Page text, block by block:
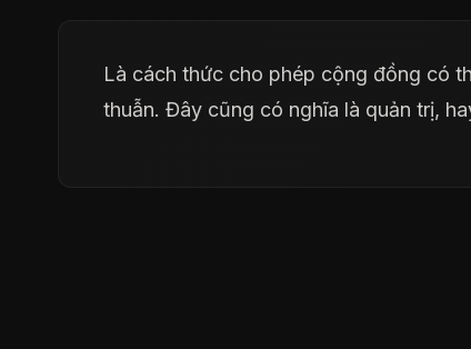
Là cách thức cho phép cộng đồng có
thuẫn. Đây cũng có nghĩa là quản trị,